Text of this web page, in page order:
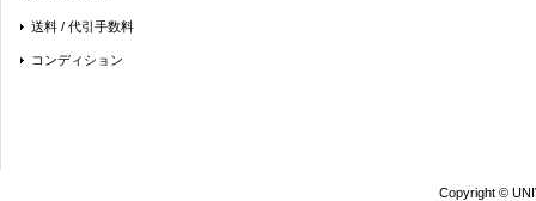
送料 / 代引手数料
コンディション
Copyright ©